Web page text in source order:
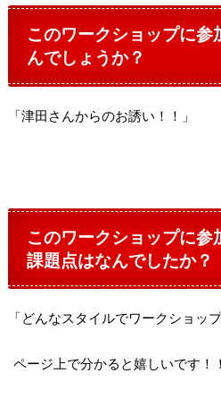
このワークショップに参
んでしょうか？
「津田さんからのお誘い！！」
このワークショップに参
課題点はなんでしたか？
「どんなスタイルでワークショッ
ページ上で分かると嬉しいです！